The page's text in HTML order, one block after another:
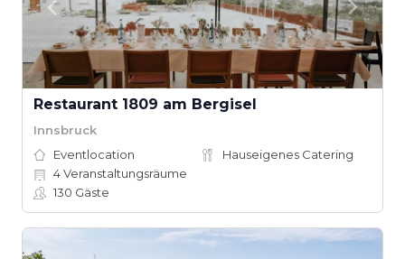
Restaurant 1809 am Bergisel
Innsbruck
Eventlocation
Hauseigenes Catering
4Veranstaltungsräume
130 Gäste